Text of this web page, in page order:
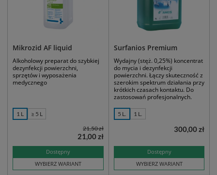
Mikrozid AF liquid
Alkoholowy preparat do szybkiej
dezynfekcji powierzchni,
sprzętów i wyposażenia
medycznego
1 L ≥ 5 L
Dostępny
WYBIERZ WARIANT
21,50 zł
21,00 zł
Surfanios Premium
Wydajny (stęż. 0,25%) koncentrat
do mycia i dezynfekcji
powierzchni. Łączy skuteczność z
szerokim spektrum działania przy
krótkich czasach kontaktu. Do
zastosowań profesjonalnych.
5 L. 1 L.
Dostępny
WYBIERZ WARIANT
300,00 zł